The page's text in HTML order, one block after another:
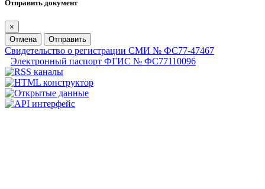
Отправить документ
×
Отмена
Отправить
Свидетельство о регистрации СМИ № ФС77-47467
Электронный паспорт ФГИС № ФС77110096